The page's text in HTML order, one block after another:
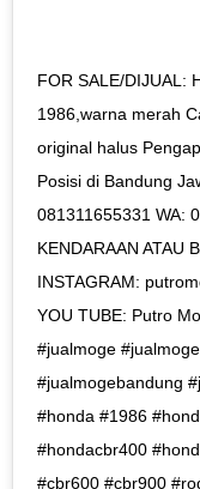
FOR SALE/DIJUAL:
1986,warna merah
original halus
Posisi di Bandung
081311655331 WA:
KENDARAAN ATAU
INSTAGRAM:
YOU TUBE: Putro
#jualmoge
#jualmogebandung
#honda #1986
#hondacbr400
#cbr600 #cbr900